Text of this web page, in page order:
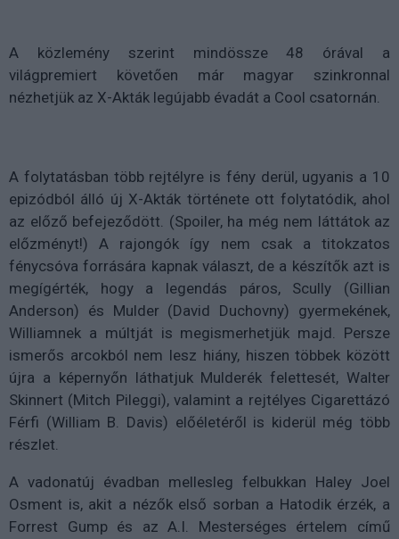
A közlemény szerint mindössze 48 órával a
világpremiert követően már magyar szinkronnal
nézhetjük az X-Akták legújabb évadát a Cool csatornán.
A folytatásban több rejtélyre is fény derül, ugyanis a 10
epizódból álló új X-Akták története ott folytatódik, ahol
az előző befejeződött. (Spoiler, ha még nem láttátok az
előzményt!) A rajongók így nem csak a titokzatos
fénycsóva forrására kapnak választ, de a készítők azt is
megígérték, hogy a legendás páros, Scully (Gillian
Anderson) és Mulder (David Duchovny) gyermekének,
Williamnek a múltját is megismerhetjük majd. Persze
ismerős arcokból nem lesz hiány, hiszen többek között
újra a képernyőn láthatjuk Mulderék felettesét, Walter
Skinnert (Mitch Pileggi), valamint a rejtélyes Cigarettázó
Férfi (William B. Davis) előéletéről is kiderül még több
részlet.
A vadonatúj évadban mellesleg felbukkan Haley Joel
Osment is, akit a nézők első sorban a Hatodik érzék, a
Forrest Gump és az A.I. Mesterséges értelem című